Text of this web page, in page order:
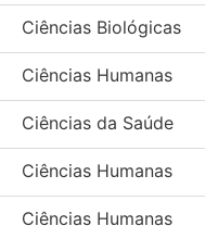
Ciências Biológicas
Ciências Humanas
Ciências da Saúde
Ciências Humanas
Ciências Humanas